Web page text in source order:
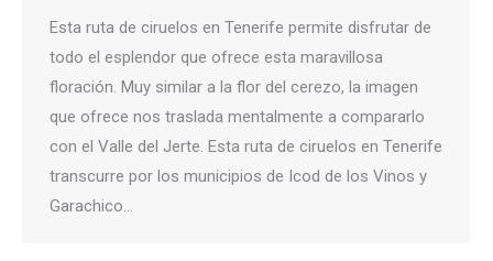
Esta ruta de ciruelos en Tenerife permite disfrutar de
todo el esplendor que ofrece esta maravillosa
floración. Muy similar a la flor del cerezo, la imagen
que ofrece nos traslada mentalmente a compararlo
con el Valle del Jerte. Esta ruta de ciruelos en Tenerife
transcurre por los municipios de Icod de los Vinos y
Garachico…